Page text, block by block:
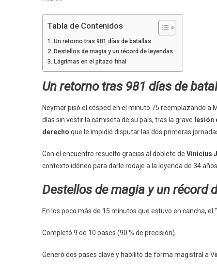
Tabla de Contenidos
Un retorno tras 981 días de batallas
Destellos de magia y un récord de leyendas
Lágrimas en el pitazo final
Un retorno tras 981 días de
Neymar pisó el césped en el minuto 75 reemplazando a
días sin vestir la camiseta de su país, tras la grave lesión
derecho que le impidió disputar las dos primeras
Con el encuentro resuelto gracias al doblete de Vinícius
contexto idóneo para darle rodaje a la leyenda de 34
Destellos de magia y un récord
En los poco más de 15 minutos que estuvo en cancha,
Completó 9 de 10 pases (90 % de precisión).
Generó dos pases clave y habilitó de forma magistral a